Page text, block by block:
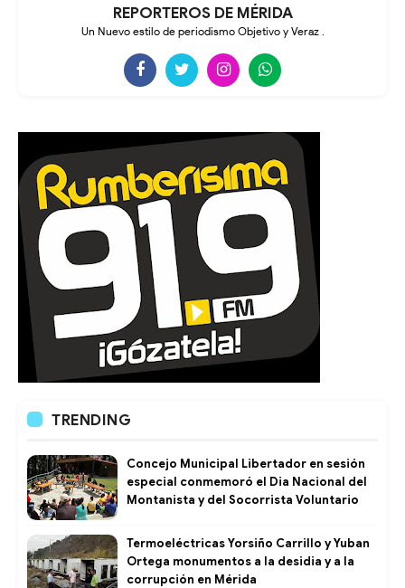
REPORTEROS DE MÉRIDA
Un Nuevo estilo de periodismo Objetivo y Veraz .
TRENDING
Concejo Municipal Libertador en sesión
especial conmemoró el Dia Nacional del
Montanista y del Socorrista Voluntario
Termoeléctricas Yorsiño Carrillo y Yuban
Ortega monumentos a la desidia y a la
corrupción en Mérida